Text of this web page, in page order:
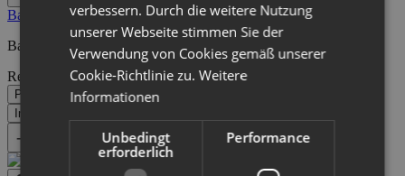
Ballengabel 2Zinken
Ballengabel mit 2 Zinken Traglast 1100 kg Eigengewicht 65kg
Regulärer Preis:355,00 €
Preise inkl. MwSt. zzgl. Versandkosten
In den Warenkorb
verbessern. Durch die weitere Nutzung
unserer Webseite stimmen Sie der
Verwendung von Cookies gemäß unserer
Cookie-Richtlinie zu.Weitere
Informationen
Unbedingt
erforderlich
Performance